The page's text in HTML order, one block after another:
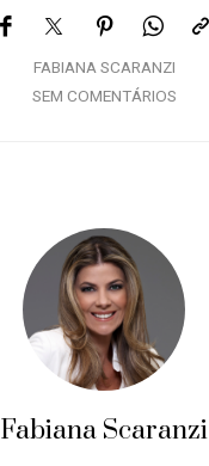
FABIANA SCARANZI
SEM COMENTÁRIOS
Fabiana Scaranzi